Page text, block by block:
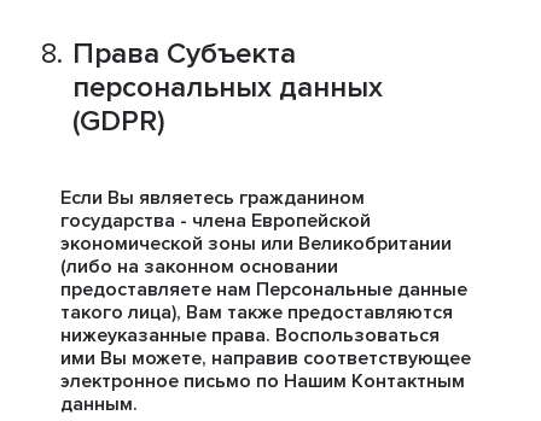
Права Субъекта
персональных данных
(GDPR)
Если Вы являетесь гражданином
государства - члена Европейской
экономической зоны или Великобритании
(либо на законном основании
предоставляете нам Персональные данные
такого лица), Вам также предоставляются
нижеуказанные права. Воспользоваться
ими Вы можете, направив соответствующее
электронное письмо по Нашим Контактным
данным.